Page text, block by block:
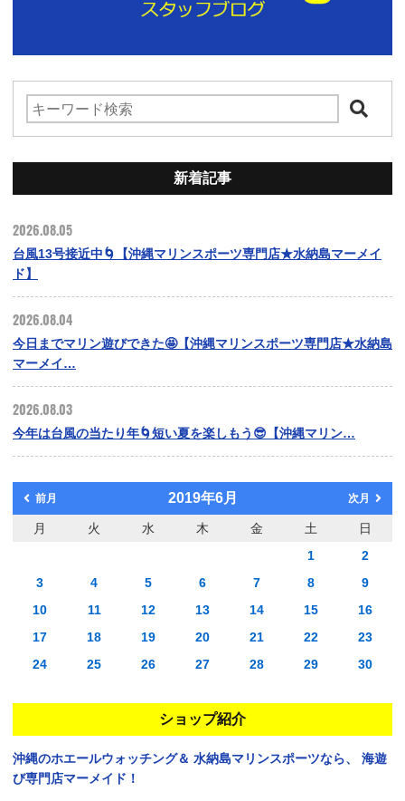
新着記事
2026.08.05
台風13号接近中🌀【沖縄マリンスポーツ専門店★水納島マーメイ
ド】
2026.08.04
今日までマリン遊びできた🤩【沖縄マリンスポーツ専門店★水納島
マーメイ…
2026.08.03
今年は台風の当たり年🌀短い夏を楽しもう😎【沖縄マリン…
前月 2019年6月 次月
月 火 水 木 金 土
日
1
2
3
4 5 6 7 8
9
10
11 12 13 14 15
16
17
18 19 20 21 22
23
24
25 26 27 28 29 30
ショップ紹介
沖縄のホエールウォッチング＆ 水納島マリンスポーツなら、
海遊
び専門店マーメイド！